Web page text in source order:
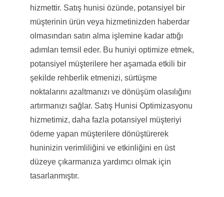
hizmettir. Satış hunisi özünde, potansiyel bir
müşterinin ürün veya hizmetinizden haberdar
olmasından satın alma işlemine kadar attığı
adımları temsil eder. Bu huniyi optimize etmek,
potansiyel müşterilere her aşamada etkili bir
şekilde rehberlik etmenizi, sürtüşme
noktalarını azaltmanızı ve dönüşüm olasılığını
artırmanızı sağlar. Satış Hunisi Optimizasyonu
hizmetimiz, daha fazla potansiyel müşteriyi
ödeme yapan müşterilere dönüştürerek
huninizin verimliliğini ve etkinliğini en üst
düzeye çıkarmanıza yardımcı olmak için
tasarlanmıştır.